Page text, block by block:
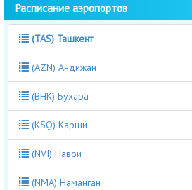
Расписание аэропортов
(TAS) Ташкент
(AZN) Андижан
(BHK) Бухара
(KSQ) Карши
(NVI) Навои
(NMA) Наманган